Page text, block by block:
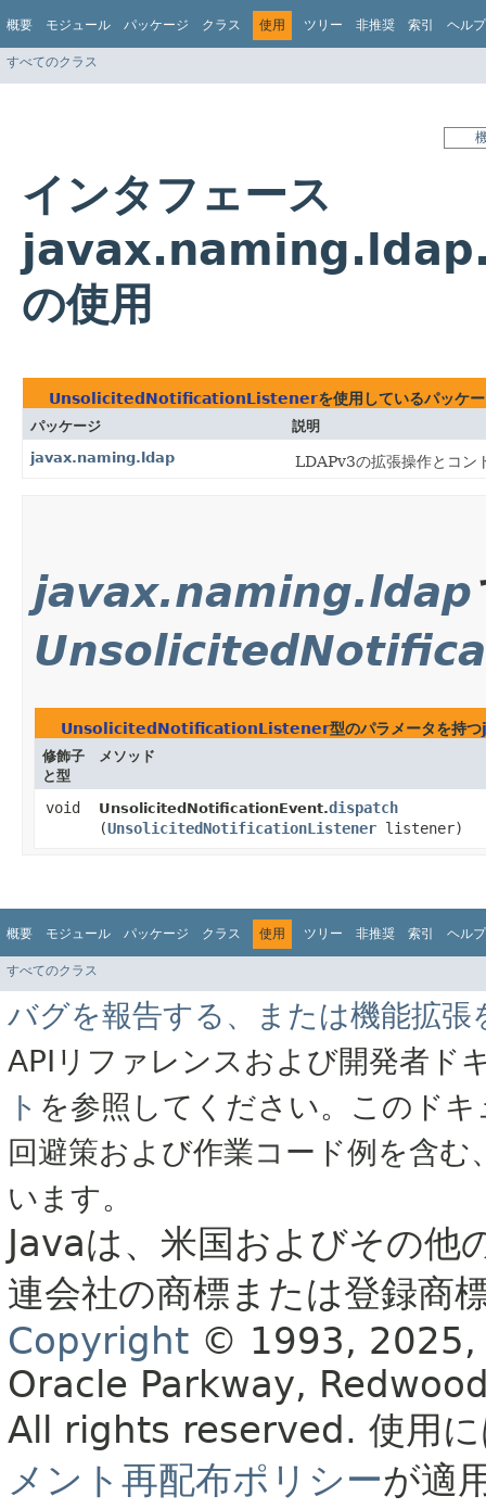
概要 モジュール パッケージ クラス 使用 ツリー 非推奨 索引 ヘルプ
すべてのクラス
インタフェース
の使用
UnsolicitedNotificationListenerを使用しているパッケ
パッケージ
説明
javax.naming.ldap
LDAPv3の拡張操作とコン
javax.naming.ldap
UnsolicitedNotificationListener型のパラメータを持つ
修飾子
と型
メソッド
void UnsolicitedNotificationEvent.dispatch
(UnsolicitedNotificationListener listener)
概要 モジュール パッケージ クラス 使用 ツリー 非推奨 索引 ヘルプ
すべてのクラス
バグを報告する、または機能拡張
APIリファレンスおよび開発者ド
ト を参照してください。このド
回避策および作業コード例を含
います。
Javaは、米国およびその
連会社の商標または登録商
Copyright © 1993, 2025,
Oracle Parkway,
All rights reserved. 使用
メント再配布ポリシーが適